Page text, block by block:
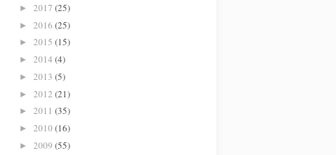
► 2017 (25)
► 2016 (25)
► 2015 (15)
► 2014 (4)
► 2013 (5)
► 2012 (21)
► 2011 (35)
► 2010 (16)
► 2009 (55)